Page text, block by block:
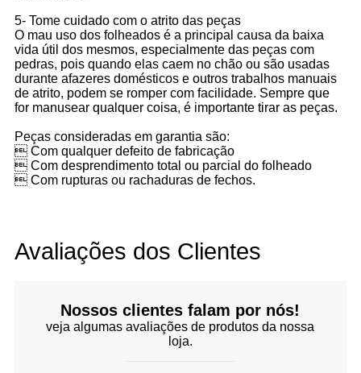
5- Tome cuidado com o atrito das peças
O mau uso dos folheados é a principal causa da baixa
vida útil dos mesmos, especialmente das peças com
pedras, pois quando elas caem no chão ou são usadas
durante afazeres domésticos e outros trabalhos manuais
de atrito, podem se romper com facilidade. Sempre que
for manusear qualquer coisa, é importante tirar as peças.
Peças consideradas em garantia são:
 Com qualquer defeito de fabricação
 Com desprendimento total ou parcial do folheado
 Com rupturas ou rachaduras de fechos.
Avaliações dos Clientes
Nossos clientes falam por nós!
veja algumas avaliações de produtos da nossa
loja.